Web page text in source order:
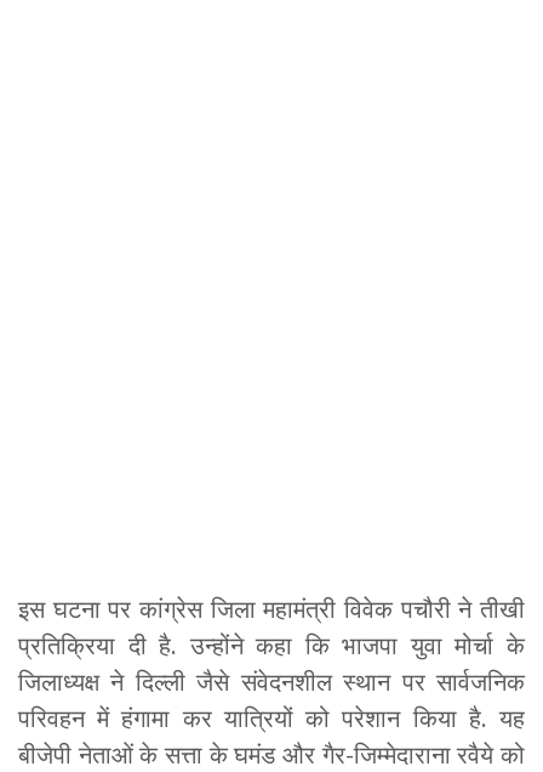
इस घटना पर कांग्रेस जिला महामंत्री विवेक पचौरी ने तीखी
प्रतिक्रिया दी है. उन्होंने कहा कि भाजपा युवा मोर्चा के
जिलाध्यक्ष ने दिल्ली जैसे संवेदनशील स्थान पर सार्वजनिक
परिवहन में हंगामा कर यात्रियों को परेशान किया है. यह
बीजेपी नेताओं के सत्ता के घमंड और गैर-जिम्मेदाराना रवैये को